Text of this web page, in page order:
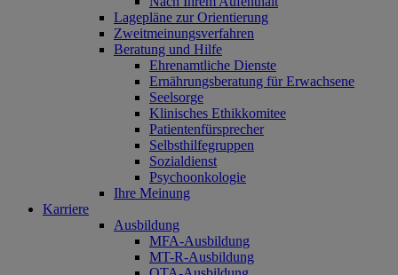
Lagepläne zur Orientierung
Zweitmeinungsverfahren
Beratung und Hilfe
Ehrenamtliche Dienste
Ernährungsberatung für Erwachsene
Seelsorge
Klinisches Ethikkomitee
Patientenfürsprecher
Selbsthilfegruppen
Sozialdienst
Psychoonkologie
Ihre Meinung
Karriere
Ausbildung
MFA-Ausbildung
MT-R-Ausbildung